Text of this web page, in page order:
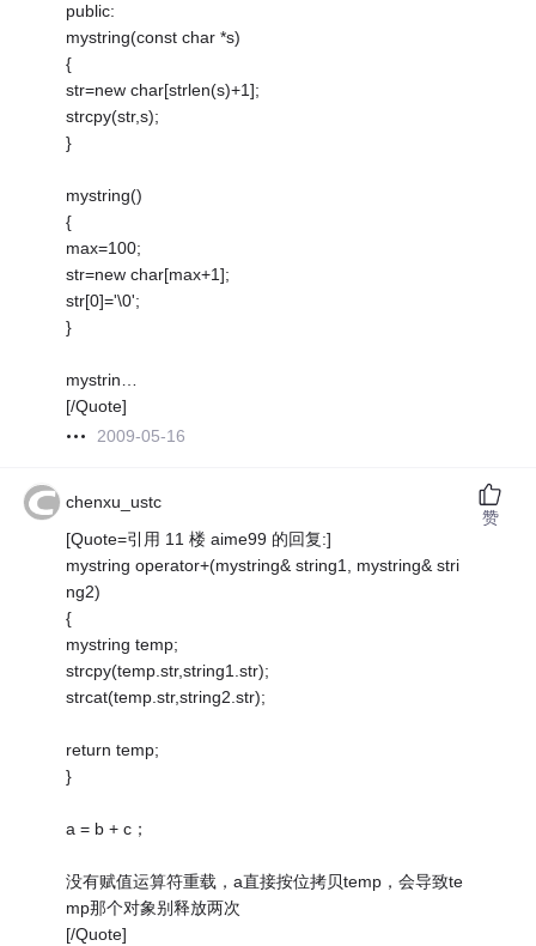
public:
mystring(const char *s)
{
str=new char[strlen(s)+1];
strcpy(str,s);
}
mystring()
{
max=100;
str=new char[max+1];
str[0]='\0';
}
mystrin…
[/Quote]
2009-05-16
chenxu_ustc
[Quote=引用 11 楼 aime99 的回复:]
mystring operator+(mystring& string1, mystring& stri
ng2)
{
mystring temp;
strcpy(temp.str,string1.str);
strcat(temp.str,string2.str);
return temp;
}
a = b + c；
没有赋值运算符重载，a直接按位拷贝temp，会导致te
mp那个对象别释放两次
[/Quote]
赞